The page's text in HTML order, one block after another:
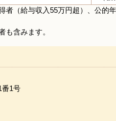
者（給与収入55万円超）、公的
も含みます。
番1号